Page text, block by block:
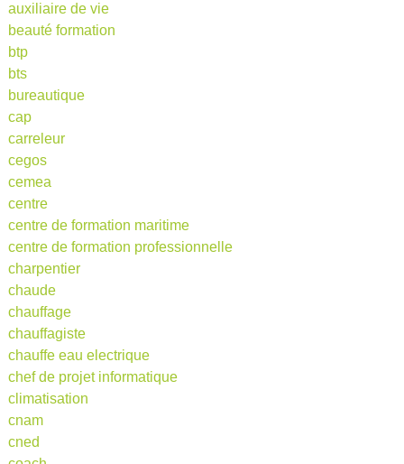
auxiliaire de vie
beauté formation
btp
bts
bureautique
cap
carreleur
cegos
cemea
centre
centre de formation maritime
centre de formation professionnelle
charpentier
chaude
chauffage
chauffagiste
chauffe eau electrique
chef de projet informatique
climatisation
cnam
cned